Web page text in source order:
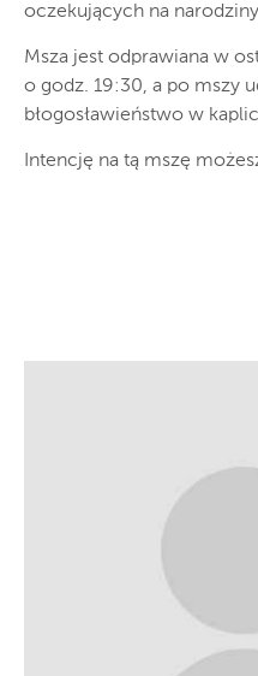
oczekujących na
Msza jest odprawiana w
o godz. 19:30, a po mszy
błogosławieństwo w
Intencję na tą mszę